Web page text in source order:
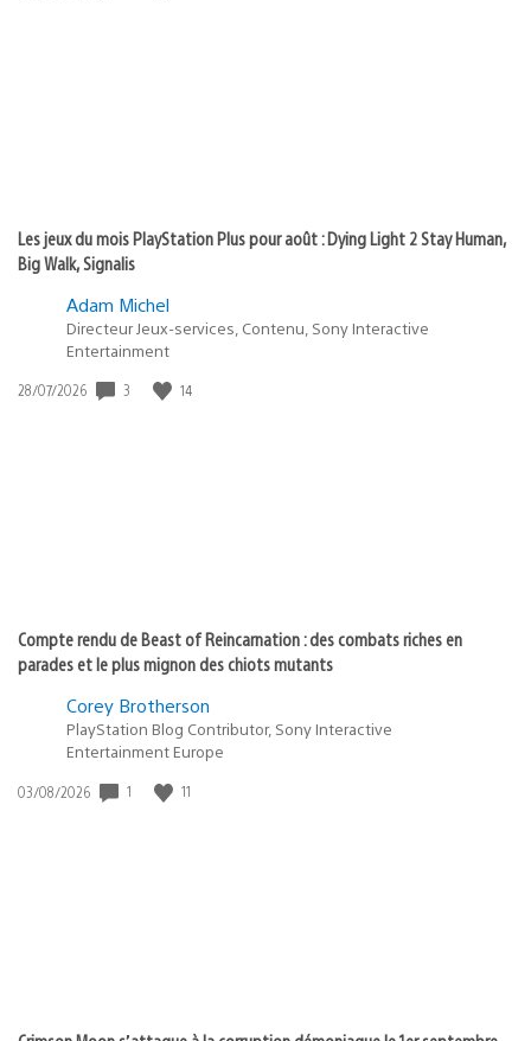
Les jeux du mois PlayStation Plus pour août : Dying Light 2 Stay Human,
Big Walk, Signalis
Adam Michel
Directeur Jeux-services, Contenu, Sony Interactive
Entertainment
Date
28/07/2026 3 14
Compte rendu de Beast of Reincarnation : des combats riches en
parades et le plus mignon des chiots mutants
Corey Brotherson
PlayStation Blog Contributor, Sony Interactive
Entertainment Europe
Date
03/08/2026 1 11